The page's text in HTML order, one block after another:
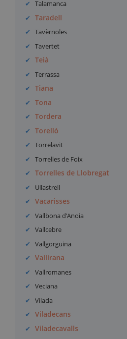
Talamanca
Taradell
Tavèrnoles
Tavertet
Teià
Terrassa
Tiana
Tona
Tordera
Torelló
Torrelavit
Torrelles de Foix
Torrelles de Llobregat
Ullastrell
Vacarisses
Vallbona d’Anoia
Vallcebre
Vallgorguina
Vallirana
Vallromanes
Veciana
Vilada
Viladecans
Viladecavalls